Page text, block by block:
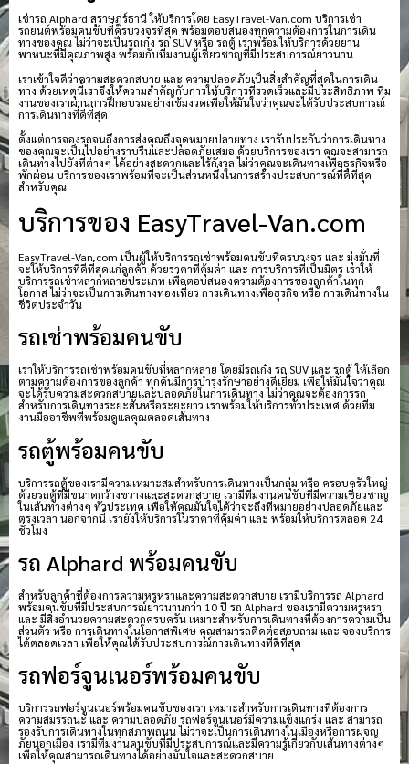
เช่ารถ Alphard สุราษฎร์ธานี ให้บริการโดย EasyTravel-Van.com บริการเช่า
รถยนต์พร้อมคนขับที่ครบวงจรที่สุด พร้อมตอบสนองทุกความต้องการในการเดิน
ทางของคุณ ไม่ว่าจะเป็นรถเก๋ง รถ SUV หรือ รถตู้ เราพร้อมให้บริการด้วยยาน
พาหนะที่มีคุณภาพสูง พร้อมกับทีมงานผู้เชี่ยวชาญที่มีประสบการณ์ยาวนาน
เราเข้าใจดีว่าความสะดวกสบาย และ ความปลอดภัยเป็นสิ่งสำคัญที่สุดในการเดิน
ทาง ด้วยเหตุนี้เราจึงให้ความสำคัญกับการให้บริการที่รวดเร็วและมีประสิทธิภาพ ทีม
งานของเราผ่านการฝึกอบรมอย่างเข้มงวดเพื่อให้มั่นใจว่าคุณจะได้รับประสบการณ์
การเดินทางที่ดีที่สุด
ตั้งแต่การจองรถจนถึงการส่งคุณถึงจุดหมายปลายทาง เรารับประกันว่าการเดินทาง
ของคุณจะเป็นไปอย่างราบรื่นและปลอดภัยเสมอ ด้วยบริการของเรา คุณจะสามารถ
เดินทางไปยังที่ต่างๆ ได้อย่างสะดวกและไร้กังวล ไม่ว่าคุณจะเดินทางเพื่อธุรกิจหรือ
พักผ่อน บริการของเราพร้อมที่จะเป็นส่วนหนึ่งในการสร้างประสบการณ์ที่ดีที่สุด
สำหรับคุณ
บริการของ EasyTravel-Van.com
EasyTravel-Van.com เป็นผู้ให้บริการรถเช่าพร้อมคนขับที่ครบวงจร และ มุ่งมั่นที่
จะให้บริการที่ดีที่สุดแก่ลูกค้า ด้วยราคาที่คุ้มค่า และ การบริการที่เป็นมิตร เราให้
บริการรถเช่าหลากหลายประเภท เพื่อตอบสนองความต้องการของลูกค้าในทุก
โอกาส ไม่ว่าจะเป็นการเดินทางท่องเที่ยว การเดินทางเพื่อธุรกิจ หรือ การเดินทางใน
ชีวิตประจำวัน
รถเช่าพร้อมคนขับ
เราให้บริการรถเช่าพร้อมคนขับที่หลากหลาย โดยมีรถเก๋ง รถ SUV และ รถตู้ ให้เลือก
ตามความต้องการของลูกค้า ทุกคันมีการบำรุงรักษาอย่างดีเยี่ยม เพื่อให้มั่นใจว่าคุณ
จะได้รับความสะดวกสบายและปลอดภัยในการเดินทาง ไม่ว่าคุณจะต้องการรถ
สำหรับการเดินทางระยะสั้นหรือระยะยาว เราพร้อมให้บริการทั่วประเทศ ด้วยทีม
งานมืออาชีพที่พร้อมดูแลคุณตลอดเส้นทาง
รถตู้พร้อมคนขับ
บริการรถตู้ของเรามีความเหมาะสมสำหรับการเดินทางเป็นกลุ่ม หรือ ครอบครัวใหญ่
ด้วยรถตู้ที่มีขนาดกว้างขวางและสะดวกสบาย เรามีทีมงานคนขับที่มีความเชี่ยวชาญ
ในเส้นทางต่างๆ ทั่วประเทศ เพื่อให้คุณมั่นใจได้ว่าจะถึงที่หมายอย่างปลอดภัยและ
ตรงเวลา นอกจากนี้ เรายังให้บริการในราคาที่คุ้มค่า และ พร้อมให้บริการตลอด 24
ชั่วโมง
รถ Alphard พร้อมคนขับ
สำหรับลูกค้าที่ต้องการความหรูหราและความสะดวกสบาย เรามีบริการรถ Alphard
พร้อมคนขับที่มีประสบการณ์ยาวนานกว่า 10 ปี รถ Alphard ของเรามีความหรูหรา
และ มีสิ่งอำนวยความสะดวกครบครัน เหมาะสำหรับการเดินทางที่ต้องการความเป็น
ส่วนตัว หรือ การเดินทางในโอกาสพิเศษ คุณสามารถติดต่อสอบถาม และ จองบริการ
ได้ตลอดเวลา เพื่อให้คุณได้รับประสบการณ์การเดินทางที่ดีที่สุด
รถฟอร์จูนเนอร์พร้อมคนขับ
บริการรถฟอร์จูนเนอร์พร้อมคนขับของเรา เหมาะสำหรับการเดินทางที่ต้องการ
ความสมรรถนะ และ ความปลอดภัย รถฟอร์จูนเนอร์มีความแข็งแกร่ง และ สามารถ
รองรับการเดินทางในทุกสภาพถนน ไม่ว่าจะเป็นการเดินทางในเมืองหรือการผจญ
ภัยนอกเมือง เรามีทีมงานคนขับที่มีประสบการณ์และมีความรู้เกี่ยวกับเส้นทางต่างๆ
เพื่อให้คุณสามารถเดินทางได้อย่างมั่นใจและสะดวกสบาย